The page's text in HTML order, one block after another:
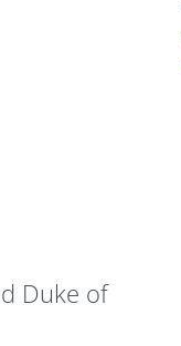
Duke of